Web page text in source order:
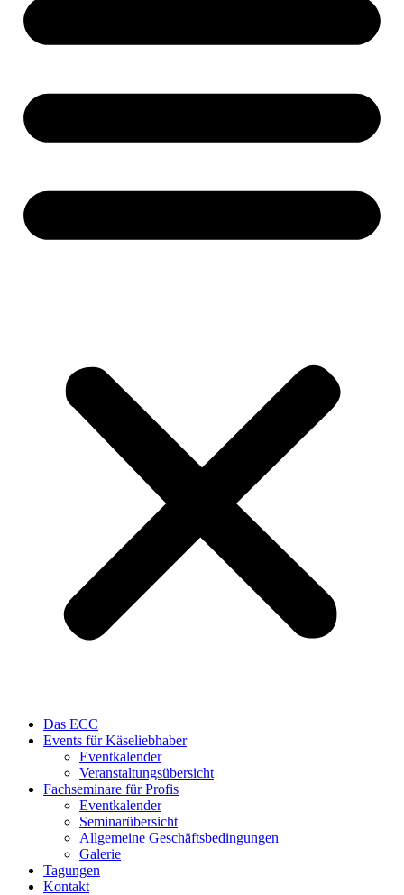
Das ECC
Events für Käseliebhaber
Eventkalender
Veranstaltungsübersicht
Fachseminare für Profis
Eventkalender
Seminarübersicht
Allgemeine Geschäftsbedingungen
Galerie
Tagungen
Kontakt